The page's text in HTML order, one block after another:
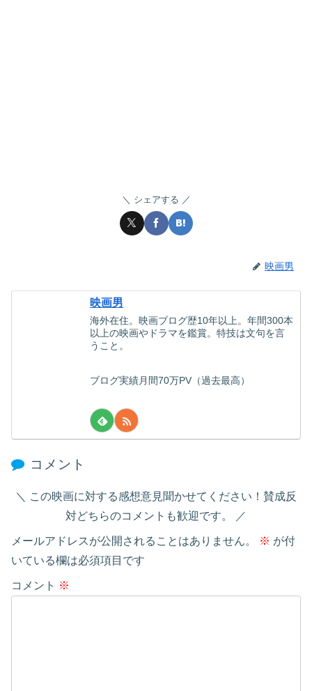
シェアする
映画男
映画男
海外在住。映画ブログ歴10年以上。年間300本
以上の映画やドラマを鑑賞。特技は文句を言
うこと。
ブログ実績月間70万PV（過去最高）
コメント
この映画に対する感想意見聞かせてください！賛成反
対どちらのコメントも歓迎です。
メールアドレスが公開されることはありません。 ※ が付
いている欄は必須項目です
コメント ※